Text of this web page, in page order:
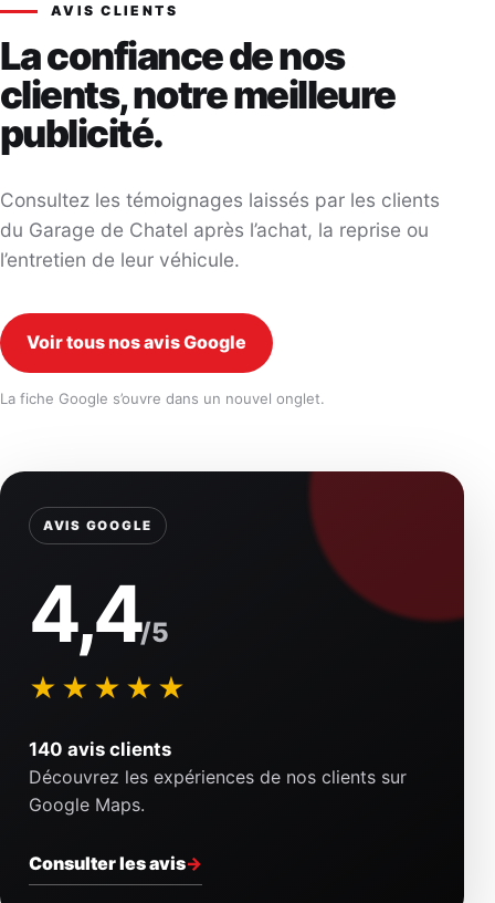
AVIS CLIENTS
La confiance de nos
clients, notre meilleure
publicité.
Consultez les témoignages laissés par les clients
du Garage de Chatel après l’achat, la reprise ou
l’entretien de leur véhicule.
Voir tous nos avis Google
La fiche Google s’ouvre dans un nouvel onglet.
AVIS GOOGLE
4,4/5
★★★★★
140 avis clients
Découvrez les expériences de nos clients sur
Google Maps.
Consulter les avis→